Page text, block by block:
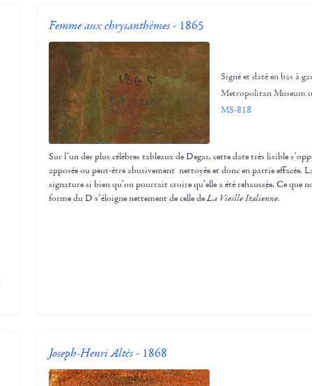
Femme aux chrysanthèmes- 1865
Signé et daté en bas à
Metropolitan Museum
MS-818
Sur l’un des plus célèbres tableaux de Degas, cette date très lisible
apposée ou peut-être abusivement nettoyée et donc en partie effacée.
signature si bien qu’on pourrait croire qu’elle a été rehaussée. Ce que
forme du D s’éloigne nettement de celle deLa Vieille Italienne.
Joseph-Henri Altès- 1868